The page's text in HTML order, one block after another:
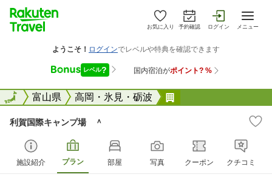
お気に入り 予約確認 ログイン メニュー
全国富山県 高岡・氷見・砺波
全国
利賀国際キャンプ場 ＾
施設紹介 プラン 部屋 写真 クーポン クチコミ